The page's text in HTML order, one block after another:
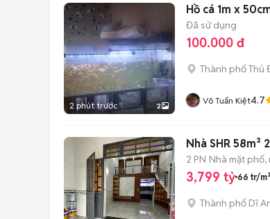
2 phút trước 2
Hồ cá 1m x
Đã sử dụng
100.000 đ
Thành phố Thủ
Võ Tuấn Kiệt4.7
Nhà SHR 58m²
2 PN Nhà mặt phố,
3,799 tỷ 66 tr/m²
Thành phố Dĩ